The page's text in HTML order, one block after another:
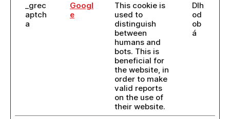
_grec
aptch
a
Googl
e
This cookie is
used to
distinguish
between
humans and
bots. This is
beneficial for
the website, in
order to make
valid reports
on the use of
their website.
Dlh
od
ob
á